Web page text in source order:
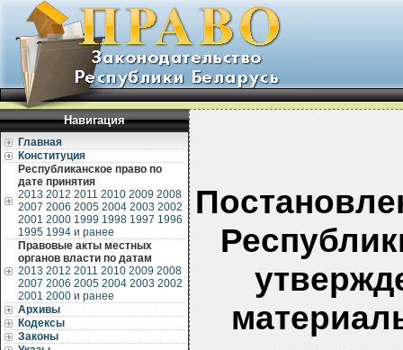
Навигация
Главная
Конституция
Республиканское право по
дате принятия
2013 2012 2011 2010 2009 2008
2007 2006 2005 2004 2003 2002
2001 2000 1999 1998 1997 1996
1995 1994 и ранее
Правовые акты местных
органов власти по датам
2013 2012 2011 2010 2009 2008
2007 2006 2005 2004 2003 2002
2001 2000 и ранее
Архивы
Кодексы
Законы